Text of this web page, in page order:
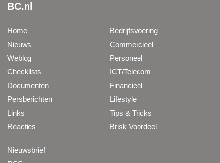
BC.nl
Home
Nieuws
Weblog
Checklists
Documenten
Persberichten
Links
Reacties
Bedrijfsvoering
Commercieel
Personeel
ICT/Telecom
Financieel
Lifestyle
Tips & Tricks
Brisk Voordeel
Nieuwsbrief